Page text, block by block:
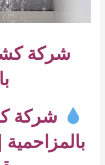
شركة
شركة